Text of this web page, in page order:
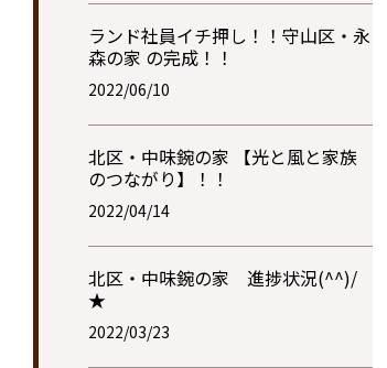
ランド社員イチ押し！！守山区・永
森の家 の完成！！
2022/06/10
北区・中味鋺の家 【光と風と家族
のつながり】！！
2022/04/14
北区・中味鋺の家 進捗状況(^^)/
★
2022/03/23